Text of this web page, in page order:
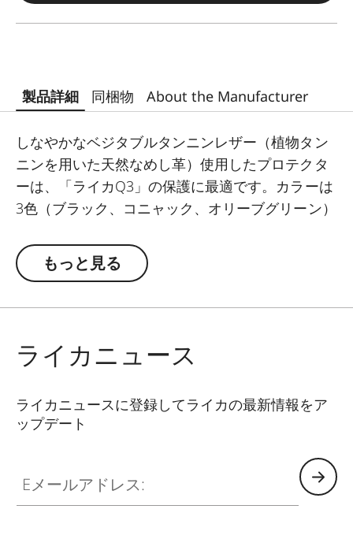
製品詳細 同梱物 About the Manufacturer
しなやかなベジタブルタンニンレザー（植物タン
ニンを用いた天然なめし革）使用したプロテクタ
ーは、「ライカQ3」の保護に最適です。カラーは
3色（ブラック、コニャック、オリーブグリーン）
き、装着した状態ですべての操作ボタンにアクセ
スできます。ショルダーストラップ、リストスト
ッテリーの取り外しができるだけでなく、予備の
SDカードの収納場所も備えています。
もっと見る
ライカニュース
ライカニュースに登録してライカの最新情報をア
ップデート